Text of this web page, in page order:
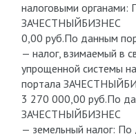
налоговыми органами:
ЗАЧЕСТНЫЙБИЗНЕС
0,00 руб.По данным
— налог, взимаемый в
упрощенной системы
портала
3 270 000,00 руб.По
ЗАЧЕСТНЫЙБИЗНЕС
— земельный налог: